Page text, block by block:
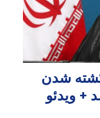
شدن
+ ویدئو